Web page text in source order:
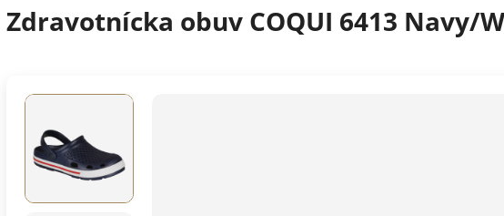
Zdravotnícka obuv COQUI 6413 Navy/